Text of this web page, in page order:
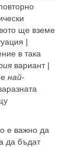
ще вземе
|
в така
вариант |
най-
е важно да
да бъдат